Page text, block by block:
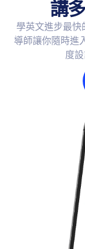
English
講
學英文進步最
導師讓你隨時進
度